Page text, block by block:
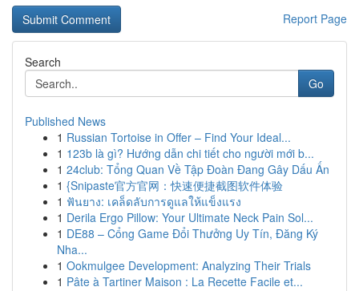
Report Page
Search
Go
Published News
1 Russian Tortoise in Offer – Find Your Ideal...
1 123b là gì? Hướng dẫn chi tiết cho người mới b...
1 24club: Tổng Quan Về Tập Đoàn Đang Gây Dấu Ấn
1 {Snipaste官方官网：快速便捷截图软件体验
1 ฟันยาง: เคล็ดลับการดูแลให้แข็งแรง
1 Derila Ergo Pillow: Your Ultimate Neck Pain Sol...
1 DE88 – Cổng Game Đổi Thưởng Uy Tín, Đăng Ký
Nha...
1 Ookmulgee Development: Analyzing Their Trials
1 Pâte à Tartiner Maison : La Recette Facile et...